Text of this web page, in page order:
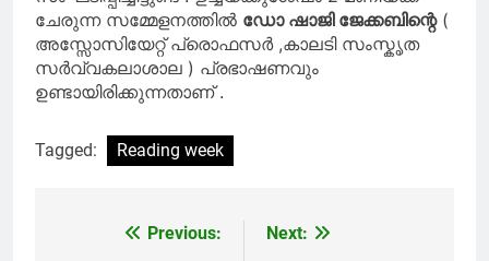
ചേരുന്ന സമ്മേളനത്തിൽ ഡോ ഷാജി ജേക്കബിന്റെ(
അസ്സോസിയേറ്റ് പ്രൊഫസർ ,കാലടി സംസ്കൃത
സർവ്വകലാശാല ) പ്രഭാഷണവും
ഉണ്ടായിരിക്കുന്നതാണ് .
Tagged: Reading week
Previous:
Next: